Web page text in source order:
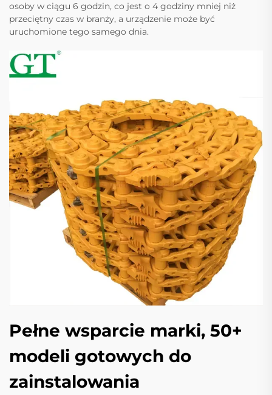
osoby w ciągu 6 godzin, co jest o 4 godziny mniej niż
przeciętny czas w branży, a urządzenie może być
uruchomione tego samego dnia.
Pełne wsparcie marki, 50+
modeli gotowych do
zainstalowania